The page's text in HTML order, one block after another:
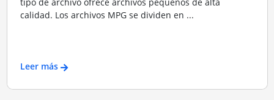
calidad. Los archivos MPG se dividen en ...
Leer más